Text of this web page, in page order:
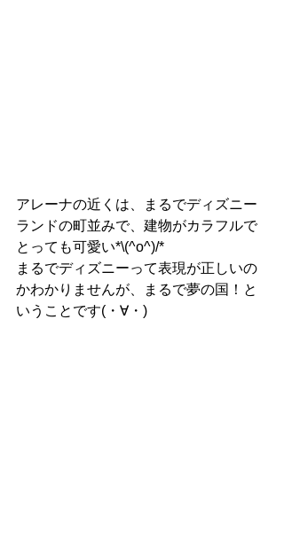
アレーナの近くは、まるでディズニー
ランドの町並みで、建物がカラフルで
とっても可愛い*\(^o^)/*
まるでディズニーって表現が正しいの
かわかりませんが、まるで夢の国！と
いうことです(・∀・)